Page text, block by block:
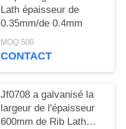
Lath épaisseur de
0.35mm/de 0.4mm
MOQ:500
CONTACT
Jf0708 a galvanisé la
largeur de l'épaisseur
600mm de Rib Lath